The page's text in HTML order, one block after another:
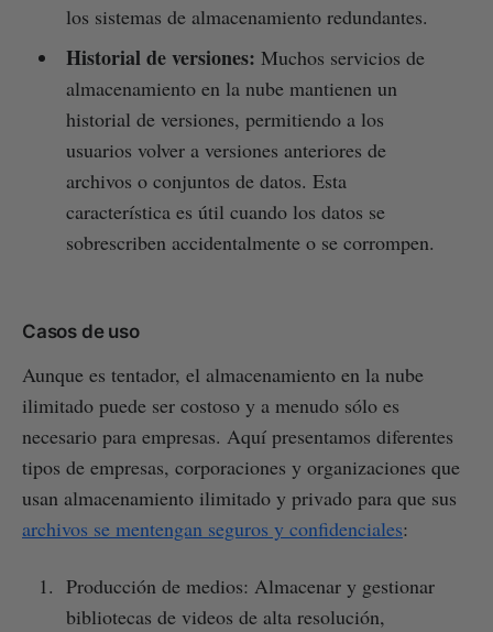
los sistemas de almacenamiento redundantes.
Historial de versiones: Muchos servicios de
almacenamiento en la nube mantienen un
historial de versiones, permitiendo a los
usuarios volver a versiones anteriores de
archivos o conjuntos de datos. Esta
característica es útil cuando los datos se
sobrescriben accidentalmente o se corrompen.
Casos de uso
Aunque es tentador, el almacenamiento en la nube
ilimitado puede ser costoso y a menudo sólo es
necesario para empresas. Aquí presentamos diferentes
tipos de empresas, corporaciones y organizaciones que
usan almacenamiento ilimitado y privado para que sus
archivos se mentengan seguros y confidenciales:
Producción de medios: Almacenar y gestionar
bibliotecas de videos de alta resolución,